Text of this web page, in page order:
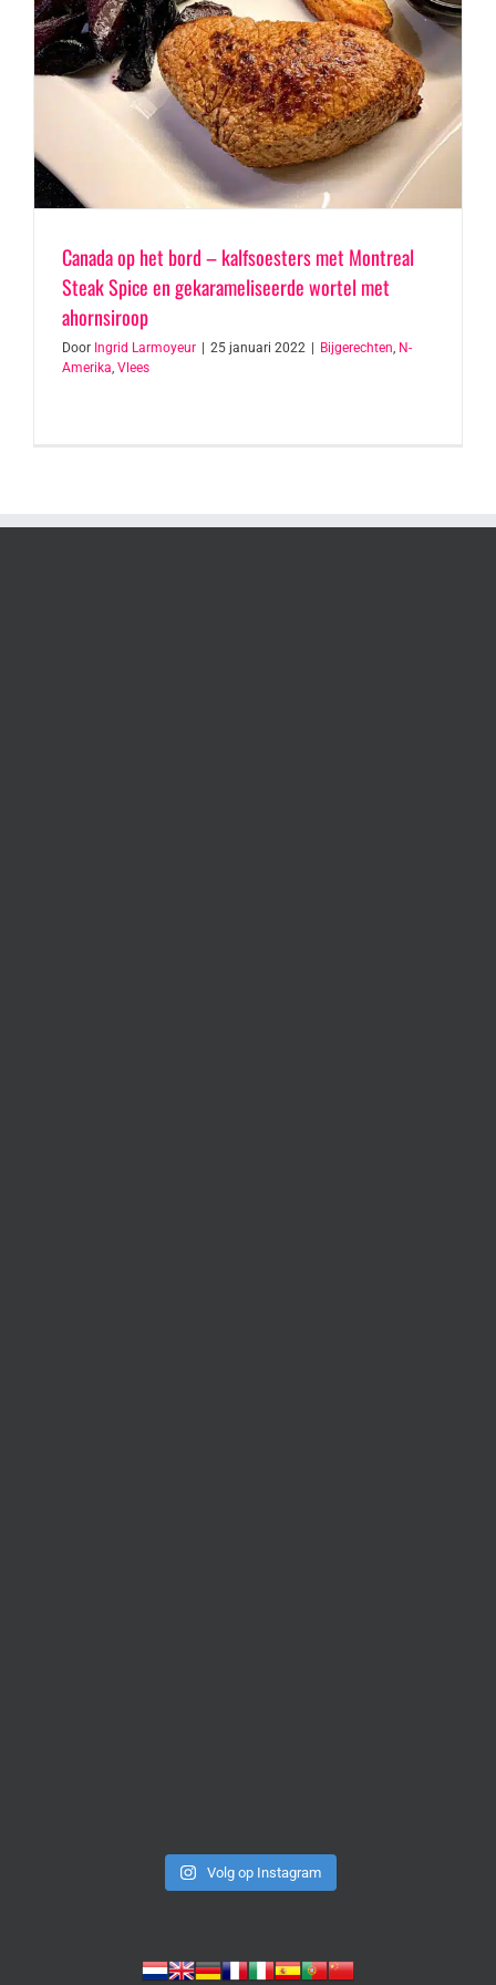
Canada op het bord – kalfsoesters met Montreal
Steak Spice en gekarameliseerde wortel met
ahornsiroop
Door Ingrid Larmoyeur 25 januari 2022 Bijgerechten, N-
Amerika, Vlees
Volg op Instagram